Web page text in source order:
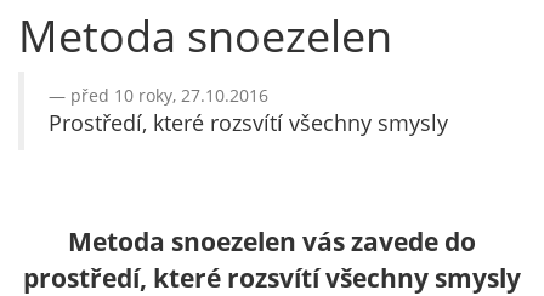
Metoda snoezelen
před 10 roky, 27.10.2016
Prostředí, které rozsvítí všechny smysly
Metoda snoezelen vás zavede do
prostředí, které rozsvítí všechny smysly